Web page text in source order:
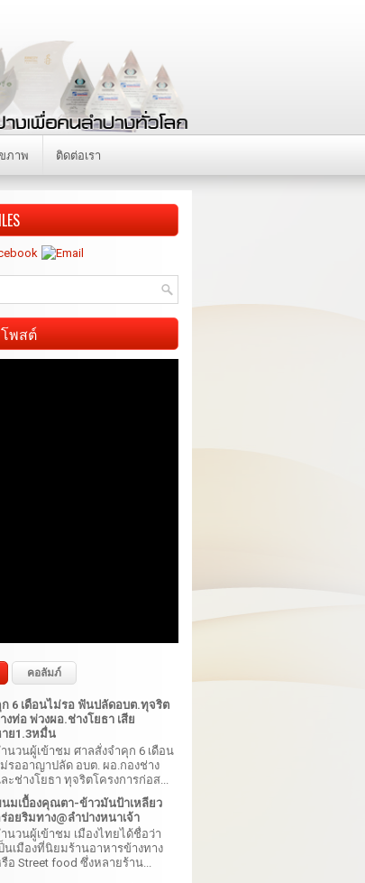
ภาพ ติดต่อเรา
พสต์
คอลัมภ์
6 เดือนไม่รอ ฟันปลัดอบต.ทุจริต
งท่อ พ่วงผอ.ช่างโยธา เสีย
ย1.3หมื่น
นวนผู้เข้าชม ศาลสั่งจำคุก 6 เดือน
รออาญาปลัด อบต. ผอ.กองช่าง
ะช่างโยธา ทุจริตโครงการก่อส...
มเบื้องคุณตา-ข้าวมันป้าเหลียว
อยริมทาง@ลำปางหนาเจ้า
นวนผู้เข้าชม เมืองไทยได้ชื่อว่า
นเมืองที่นิยมร้านอาหารข้างทาง
อ Street food ซึ่งหลายร้าน...